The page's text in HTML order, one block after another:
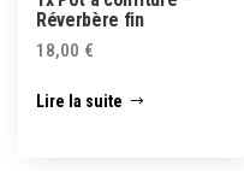
Réverbère fin
18,00 €
Lire la suite